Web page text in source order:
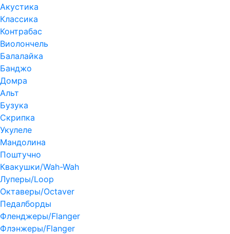
Акустика
Классика
Контрабас
Виолончель
Балалайка
Банджо
Домра
Альт
Бузука
Скрипка
Укулеле
Мандолина
Поштучно
Квакушки/Wah-Wah
Луперы/Loop
Октаверы/Octaver
Педалборды
Фленджеры/Flanger
Флэнжеры/Flanger